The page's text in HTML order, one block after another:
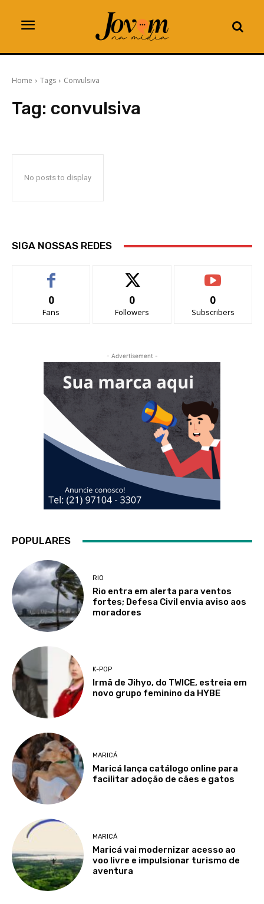
Home Tags Convulsiva
Tag: convulsiva
No posts to display
SIGA NOSSAS REDES
0
Fans
0
Followers
0
Subscribers
- Advertisement -
POPULARES
RIO
Rio entra em alerta para ventos
fortes; Defesa Civil envia aviso aos
moradores
K-POP
Irmã de Jihyo, do TWICE, estreia em
novo grupo feminino da HYBE
MARICÁ
Maricá lança catálogo online para
facilitar adoção de cães e gatos
MARICÁ
Maricá vai modernizar acesso ao
voo livre e impulsionar turismo de
aventura